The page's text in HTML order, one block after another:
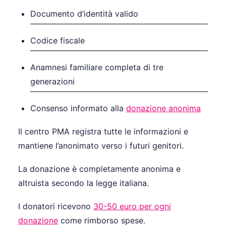
Documento d’identità valido
Codice fiscale
Anamnesi familiare completa di tre
generazioni
Consenso informato alla donazione anonima
Il centro PMA registra tutte le informazioni e
mantiene l’anonimato verso i futuri genitori.
La donazione è completamente anonima e
altruista secondo la legge italiana.
I donatori ricevono 30-50 euro per ogni
donazione come rimborso spese.